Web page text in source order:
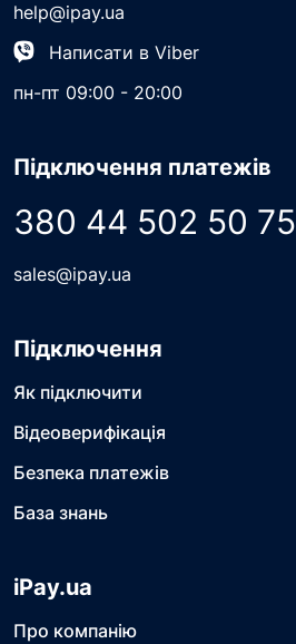
help@ipay.ua
Написати в Viber
пн-пт 09:00 - 20:00
Підключення платежів
380 44 502 50 75
sales@ipay.ua
Підключення
Як підключити
Відеоверифікація
Безпека платежів
База знань
iPay.ua
Про компанію